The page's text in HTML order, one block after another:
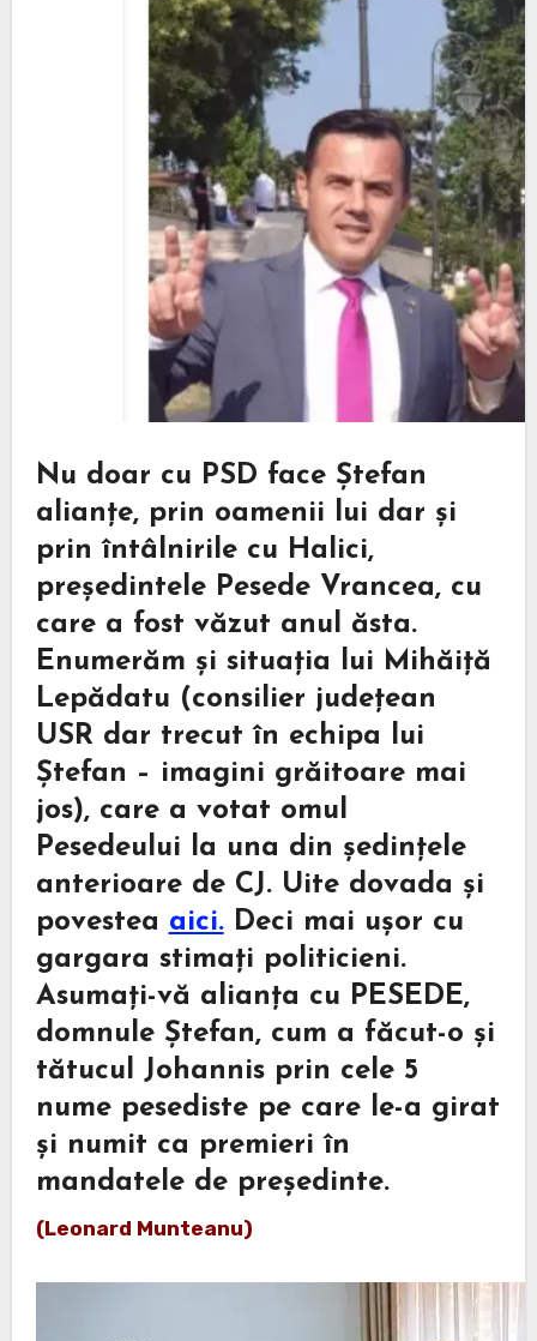
Nu doar cu PSD face Ștefan
alianțe, prin oamenii lui dar și
prin întâlnirile cu Halici,
președintele Pesede Vrancea, cu
care a fost văzut anul ăsta.
Enumerăm și situația lui Mihăiță
Lepădatu (consilier județean
USR dar trecut în echipa lui
Ștefan – imagini grăitoare mai
jos), care a votat omul
Pesedeului la una din ședințele
anterioare de CJ. Uite dovada și
povestea aici.Deci mai ușor cu
gargara stimați politicieni.
Asumați-vă alianța cu PESEDE,
domnule Ștefan, cum a făcut-o și
tătucul Johannis prin cele 5
nume pesediste pe care le-a girat
și numit ca premieri în
mandatele de președinte.
(Leonard Munteanu)